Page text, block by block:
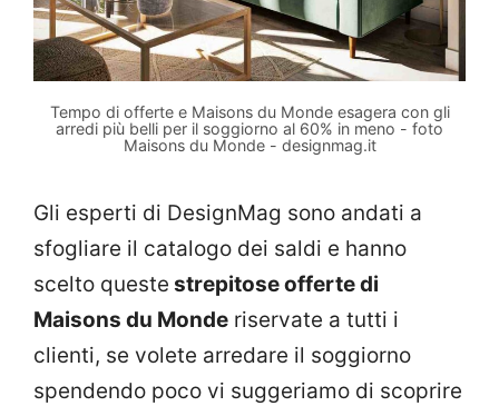
Tempo di offerte e Maisons du Monde esagera con gli
arredi più belli per il soggiorno al 60% in meno - foto
Maisons du Monde - designmag.it
Gli esperti di DesignMag sono andati a
sfogliare il catalogo dei saldi e hanno
scelto queste strepitose offerte di
Maisons du Monde riservate a tutti i
clienti, se volete arredare il soggiorno
spendendo poco vi suggeriamo di scoprire